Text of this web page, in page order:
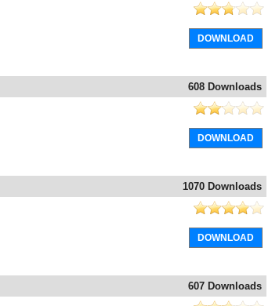
DOWNLOAD
608 Downloads
DOWNLOAD
1070 Downloads
DOWNLOAD
607 Downloads